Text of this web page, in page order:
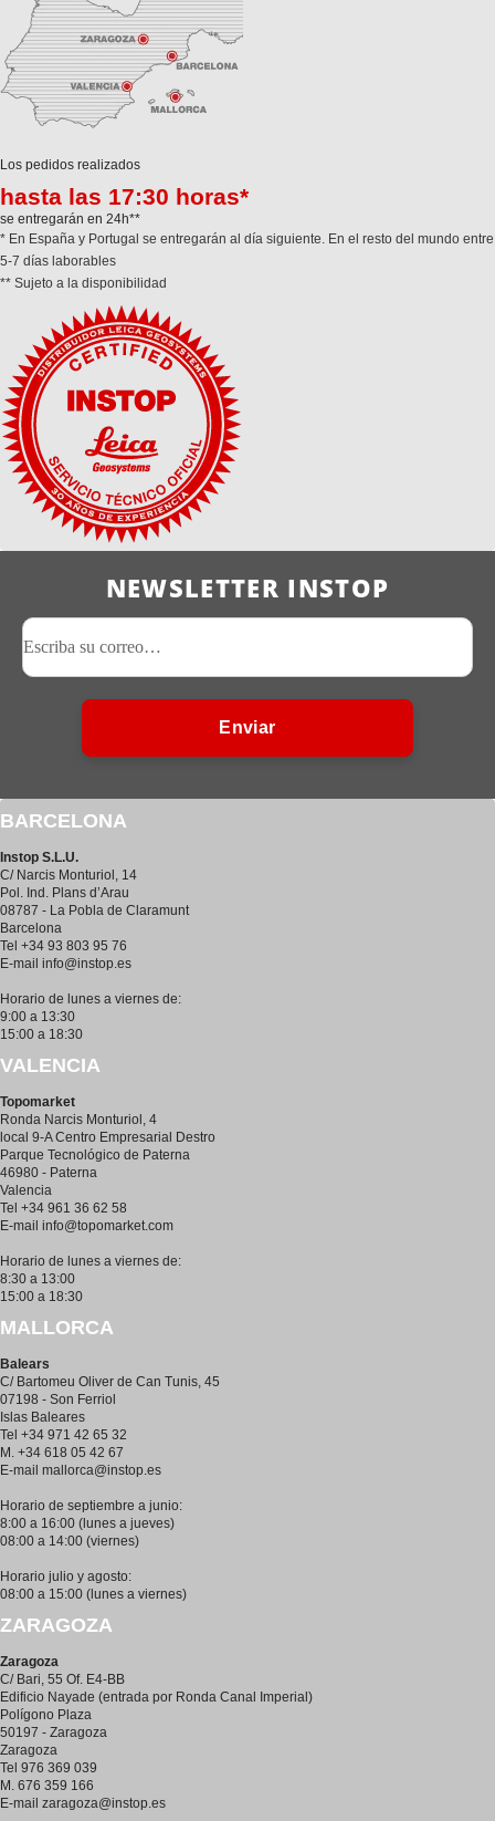
Los pedidos realizados
hasta las 17:30 horas*
se entregarán en 24h**
* En España y Portugal se entregarán al día siguiente. En el resto del mundo entre
5-7 días laborables
** Sujeto a la disponibilidad
NEWSLETTER INSTOP
Enviar
BARCELONA
Instop S.L.U.
C/ Narcis Monturiol, 14
Pol. Ind. Plans d’Arau
08787 - La Pobla de Claramunt
Barcelona
Tel +34 93 803 95 76
E-mail info@instop.es
Horario de lunes a viernes de:
9:00 a 13:30
15:00 a 18:30
VALENCIA
Topomarket
Ronda Narcis Monturiol, 4
local 9-A Centro Empresarial Destro
Parque Tecnológico de Paterna
46980 - Paterna
Valencia
Tel +34 961 36 62 58
E-mail info@topomarket.com
Horario de lunes a viernes de:
8:30 a 13:00
15:00 a 18:30
MALLORCA
Balears
C/ Bartomeu Oliver de Can Tunis, 45
07198 - Son Ferriol
Islas Baleares
Tel +34 971 42 65 32
M. +34 618 05 42 67
E-mail mallorca@instop.es
Horario de septiembre a junio:
8:00 a 16:00 (lunes a jueves)
08:00 a 14:00 (viernes)
Horario julio y agosto:
08:00 a 15:00 (lunes a viernes)
ZARAGOZA
Zaragoza
C/ Bari, 55 Of. E4-BB
Edificio Nayade (entrada por Ronda Canal Imperial)
Polígono Plaza
50197 - Zaragoza
Zaragoza
Tel 976 369 039
M. 676 359 166
E-mail zaragoza@instop.es